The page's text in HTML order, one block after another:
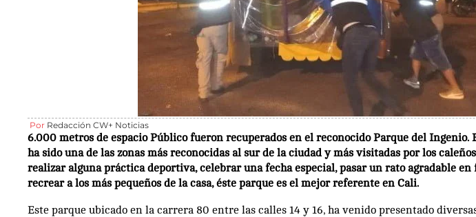
Por Redacción CW+ Noticias
6.000 metros de espacio Público fueron recuperados en el reconocido Parque del Ingenio.
ha sido una de las zonas más reconocidas al sur de la ciudad y más visitadas por los
realizar alguna práctica deportiva, celebrar una fecha especial, pasar un rato agradable
recrear a los más pequeños de la casa, éste parque es el mejor referente en Cali.
Este parque ubicado en la carrera 80 entre las calles 14 y 16, ha venido presentado